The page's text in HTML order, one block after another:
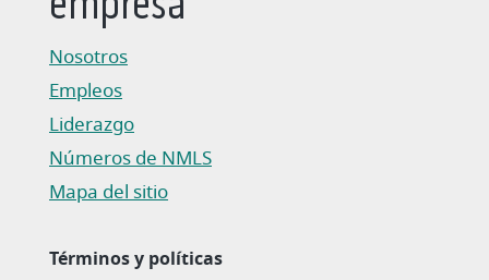
Nosotros
Empleos
Liderazgo
Números de NMLS
Mapa del sitio
Términos y políticas